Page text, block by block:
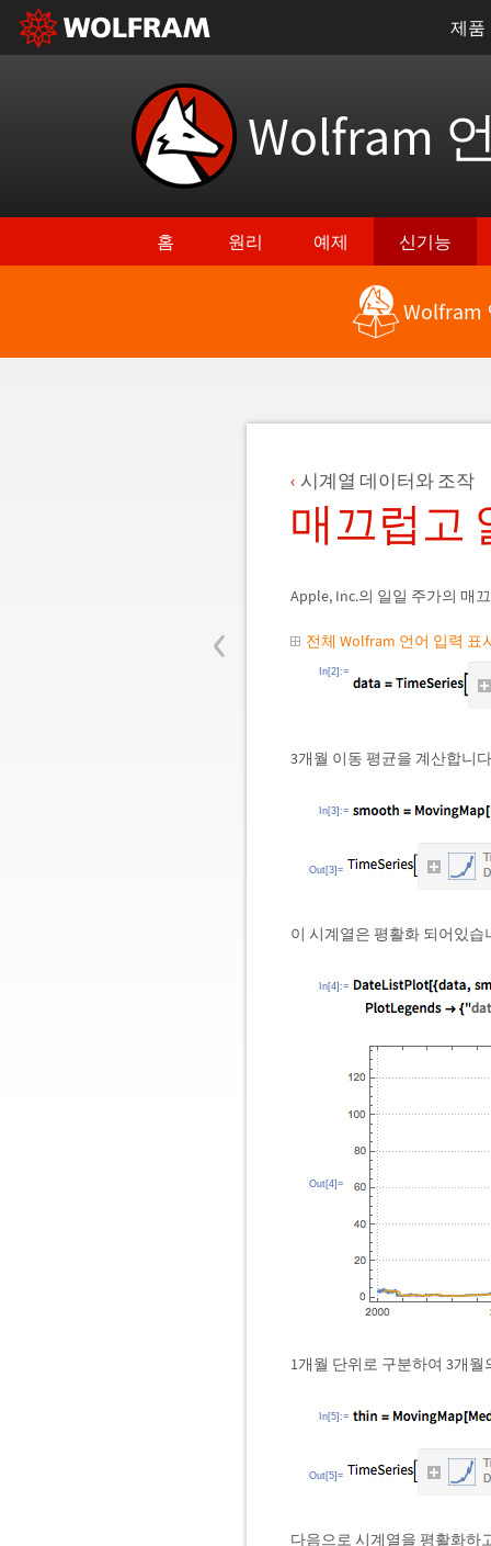
제품
Wolfram
홈 원리 예제 신기능
Wolfram
‹
시계열 데이터와 조작
매끄럽고
Apple, Inc.의 일일 주가의 매
전체 Wolfram 언어 입력 표
In[2]:=
3개월 이동 평균을 계산합니
In[3]:=
Out[3]=
이 시계열은 평활화 되어있습
In[4]:=
Out[4]=
1개월 단위로 구분하여 3개
In[5]:=
Out[5]=
다음으로 시계열을 평활화하